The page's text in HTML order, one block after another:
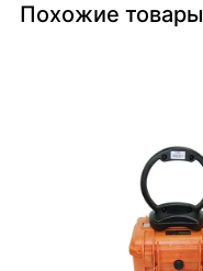
Похожие товары